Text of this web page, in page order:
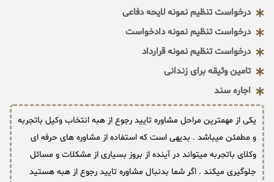
درخواست تنظیم نمونه لایحه دفاعی
درخواست تنظیم نمونه دادخواست
درخواست تنظیم نمونه قرارداد
تامین وثیقه برای زندانی
اجاره سند
یکی از مهمترین مراحل مشاوره تایید رجوع از هبه انتخاب وکیل باتجربه
و مطمئن میباشد . بدیهی است که استفاده از مشاوره های حرفه ای
وکلای باتجربه میتواند در آینده از بروز بسیاری از مشکلات و مسائل
جلوگیری میکند . اگر شما بدنبال مشاوره تایید رجوع از هبه هستید